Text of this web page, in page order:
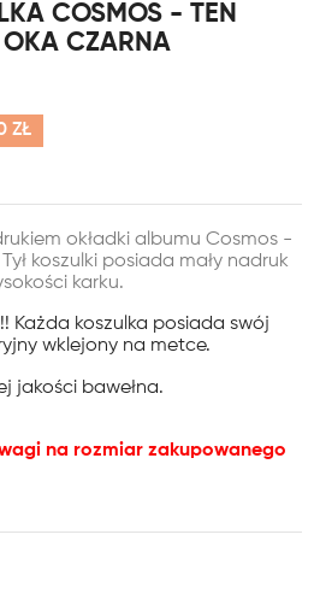
COSMOS - TEN
OKA CZARNA
ZŁ
okładki albumu Cosmos -
koszulki posiada mały nadruk
karku.
Każda koszulka posiada swój
wklejony na metce.
jakości bawełna.
na rozmiar zakupowanego